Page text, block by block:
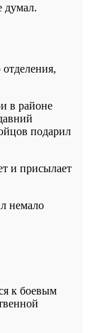
думал.
в районе
подарил
и присылает
немало
к боевым